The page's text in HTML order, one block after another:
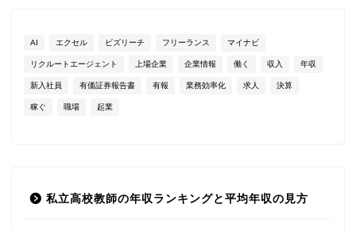
AI エクセル ビズリーチ フリーランス マイナビ
リクルートエージェント 上場企業 企業情報 働く 収入 年収
新入社員 有価証券報告書 有報 業務効率化 求人 決算
稼ぐ 職場 起業
私立高校教師の年収ランキングと平均年収の見方